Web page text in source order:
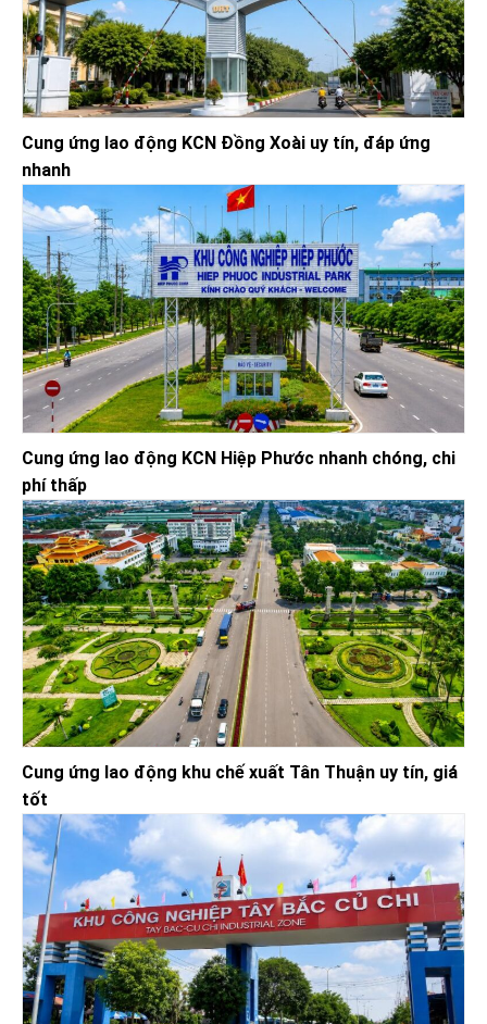
Cung ứng lao động KCN Đồng Xoài uy tín, đáp ứng
nhanh
Cung ứng lao động KCN Hiệp Phước nhanh chóng, chi
phí thấp
Cung ứng lao động khu chế xuất Tân Thuận uy tín, giá
tốt